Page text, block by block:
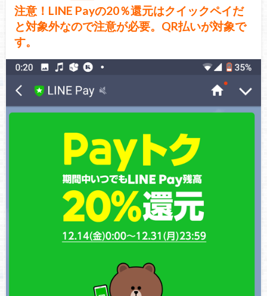
注意！LINE Payの20％還元はクイックペイだ
と対象外なので注意が必要。QR払いが対象で
す。